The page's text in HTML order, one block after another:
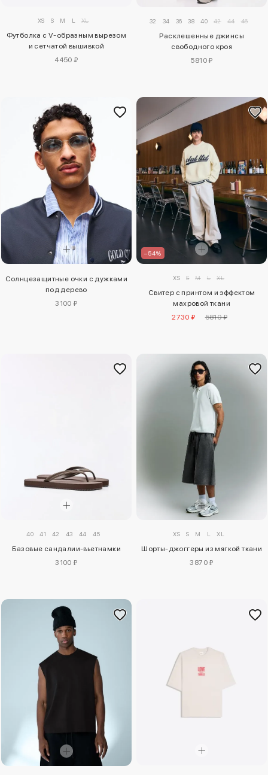
XS S M L XL
Футболка с V-образным вырезом
и сетчатой вышивкой
4450 ₽
32 34 36 38 40 42 44 46
Расклешенные джинсы
свободного кроя
5810 ₽
Солнцезащитные очки с дужками
под дерево
3100 ₽
–54%
XS S M L XL
Свитер с принтом и эффектом
махровой ткани
2730 ₽
5810 ₽
40 41 42 43 44 45
Базовые сандалии-вьетнамки
3100 ₽
XS S M L XL
Шорты-джоггеры из мягкой ткани
3870 ₽